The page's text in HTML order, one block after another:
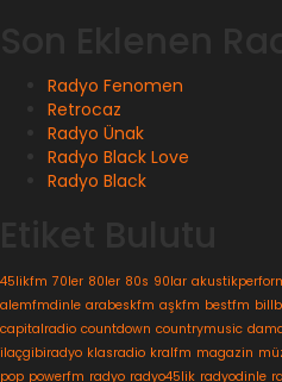
Radyo Fenomen
Retrocaz
Radyo Ünak
Radyo Black Love
Radyo Black
45likfm 70ler 80ler 80s 90lar
alemfmdinle arabeskfm aşkfm bestfm
capitalradio countdown countrymusic
ilaçgibiradyo klasradio kralfm magazin
pop powerfm radyo radyo45lik radyodinle